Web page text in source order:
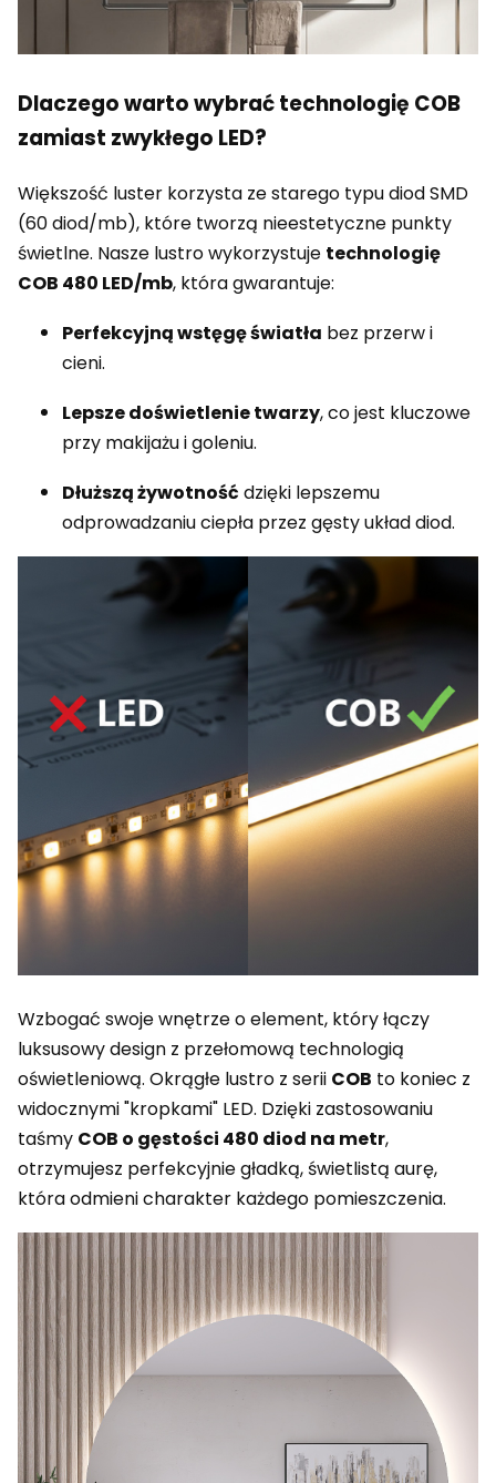
Dlaczego warto wybrać technologię COB
zamiast zwykłego LED?
Większość luster korzysta ze starego typu diod SMD
(60 diod/mb), które tworzą nieestetyczne punkty
świetlne. Nasze lustro wykorzystuje technologię
COB 480 LED/mb, która gwarantuje:
Perfekcyjną wstęgę światła bez przerw i
cieni.
Lepsze doświetlenie twarzy, co jest kluczowe
przy makijażu i goleniu.
Dłuższą żywotność dzięki lepszemu
odprowadzaniu ciepła przez gęsty układ diod.
Wzbogać swoje wnętrze o element, który łączy
luksusowy design z przełomową technologią
oświetleniową. Okrągłe lustro z serii COB to koniec z
widocznymi "kropkami" LED. Dzięki zastosowaniu
taśmy COB o gęstości 480 diod na metr,
otrzymujesz perfekcyjnie gładką, świetlistą aurę,
która odmieni charakter każdego pomieszczenia.